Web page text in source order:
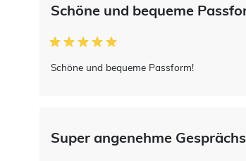
Schöne und bequeme
Schöne und bequeme Passform!
Super angenehme